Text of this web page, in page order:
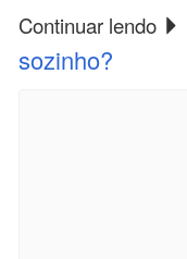
Continuar lendo
sozinho?